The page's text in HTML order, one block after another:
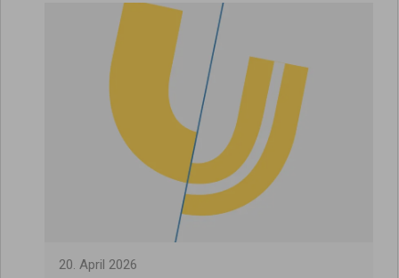
20.April 2026